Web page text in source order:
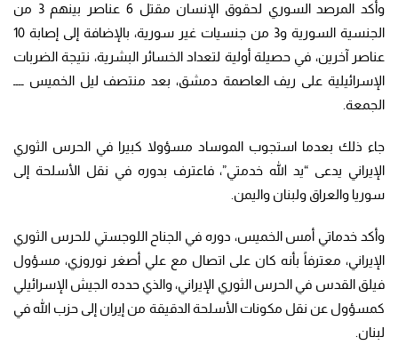
وأكد المرصد السوري لحقوق الإنسان مقتل 6 عناصر بينهم 3 من
الجنسية السورية و3 من جنسيات غير سورية، بالإضافة إلى إصابة 10
عناصر آخرين، في حصيلة أولية لتعداد الخسائر البشرية، نتيجة الضربات
الإسرائيلية على ريف العاصمة دمشق، بعد منتصف ليل الخميس ــــ
الجمعة.
جاء ذلك بعدما استجوب الموساد مسؤولا كبيرا في الحرس الثوري
الإيراني يدعى “يد الله خدمتي”، فاعترف بدوره في نقل الأسلحة إلى
سوريا والعراق ولبنان واليمن.
وأكد خدماتي أمس الخميس، دوره في الجناح اللوجستي للحرس الثوري
الإيراني، معترفاً بأنه كان على اتصال مع علي أصغر نوروزي، مسؤول
فيلق القدس في الحرس الثوري الإيراني، والذي حدده الجيش الإسرائيلي
كمسؤول عن نقل مكونات الأسلحة الدقيقة من إيران إلى حزب الله في
لبنان.